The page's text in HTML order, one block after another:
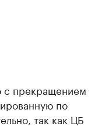
с прекращением
по
так как ЦБ